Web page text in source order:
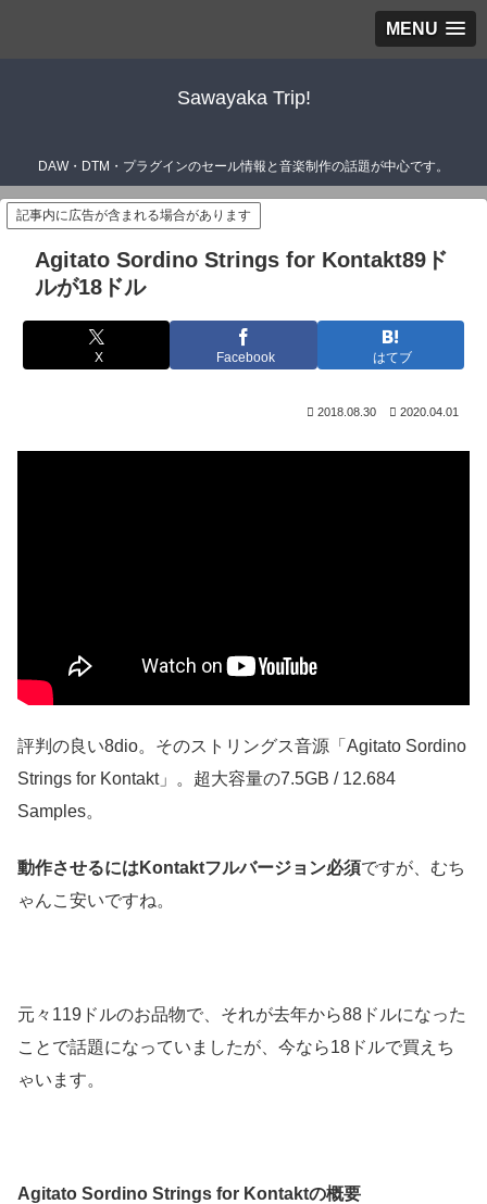
MENU
Sawayaka Trip!
DAW・DTM・プラグインのセール情報と音楽制作の話題が中心です。
記事内に広告が含まれる場合があります
Agitato Sordino Strings for Kontakt89ド
ルが18ドル
X Facebook はてブ
2018.08.30 2020.04.01
評判の良い8dio。そのストリングス音源「Agitato Sordino
Strings for Kontakt」。超大容量の7.5GB / 12.684
Samples。
動作させるにはKontaktフルバージョン必須ですが、むち
ゃんこ安いですね。
元々119ドルのお品物で、それが去年から88ドルになった
ことで話題になっていましたが、今なら18ドルで買えち
ゃいます。
Agitato Sordino Strings for Kontaktの概要